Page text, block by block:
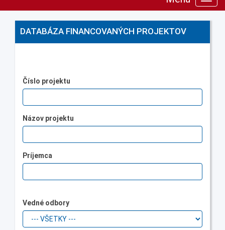
DATABÁZA FINANCOVANÝCH PROJEKTOV
Číslo projektu
Názov projektu
Príjemca
Vedné odbory